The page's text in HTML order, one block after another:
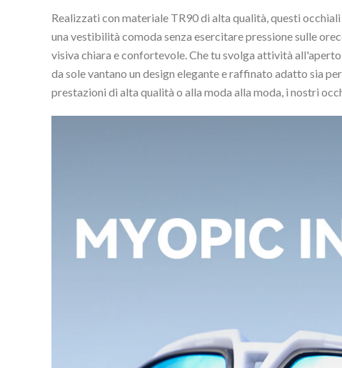
Realizzati con materiale TR90 di alta qualità, questi
una vestibilità comoda senza esercitare pressione sulle
visiva chiara e confortevole. Che tu svolga attività
da sole vantano un design elegante e raffinato adatto sia
prestazioni di alta qualità o alla moda alla moda, i nostri